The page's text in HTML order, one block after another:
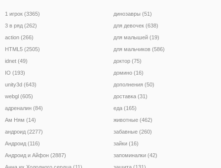
1 игрок (3365)
3 в ряд (262)
action (266)
HTML5 (2505)
idnet (49)
IO (193)
unity3d (643)
webgl (605)
адреналин (84)
Ам Ням (14)
андроид (2277)
Андроид (116)
Андроид и Айфон (2887)
Анна их Холодного сердца (11)
динозавры (51)
для девочек (638)
для малышей (19)
для мальчиков (586)
доктор (75)
домино (16)
дополнения (50)
доставка (31)
еда (165)
животные (462)
забавные (260)
зайки (16)
запоминалки (42)
защита (131)